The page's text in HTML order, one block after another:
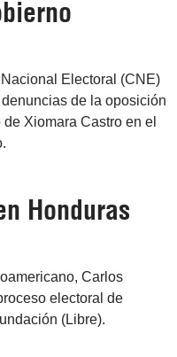
Electoral (CNE)
de la oposición
Xiomara Castro en el
Honduras
Carlos
electoral de
(Libre).